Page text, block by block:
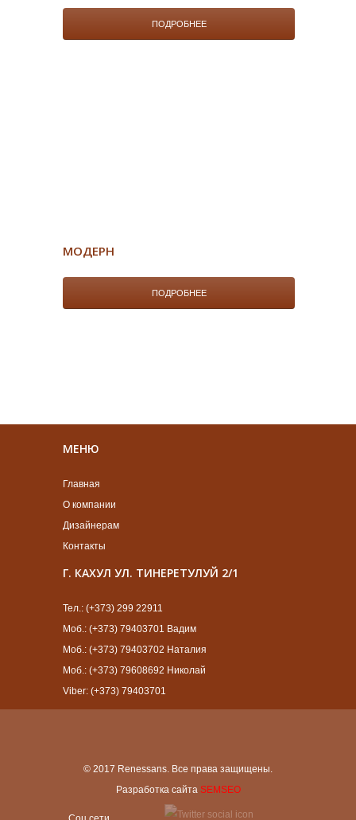
ПОДРОБНЕЕ
МОДЕРН
ПОДРОБНЕЕ
МЕНЮ
Главная
О компании
Дизайнерам
Контакты
Г. КАХУЛ УЛ. ТИНЕРЕТУЛУЙ 2/1
Тел.: (+373) 299 22911
Моб.: (+373) 79403701 Вадим
Моб.: (+373) 79403702 Наталия
Моб.: (+373) 79608692 Николай
Viber: (+373) 79403701
© 2017 Renessans. Все права защищены.
Разработка сайта SEMSEO